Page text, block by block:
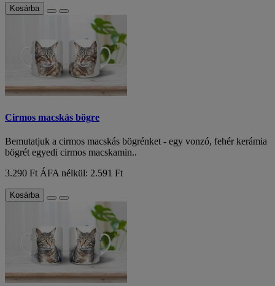
Kosárba
Cirmos macskás bögre
Bemutatjuk a cirmos macskás bögrénket - egy vonzó, fehér kerámia
bögrét egyedi cirmos macskamin..
3.290 Ft ÁFA nélkül: 2.591 Ft
Kosárba